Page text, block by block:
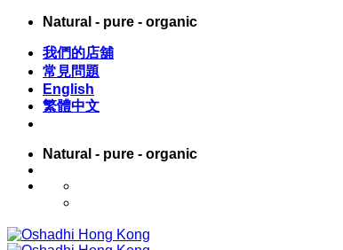
Skip
content
Natural - pure - organic
我們的店舖
常見問題
English
繁體中文
Natural - pure - organic